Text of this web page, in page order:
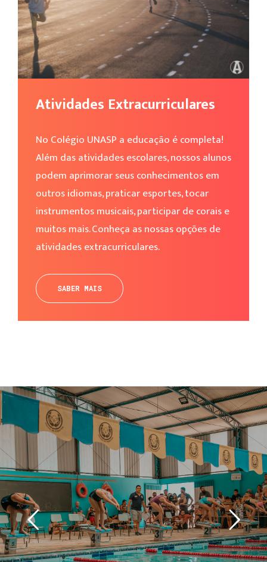
Atividades Extracurriculares
No Colégio UNASP a educação é completa!
Além das atividades escolares, nossos alunos
podem aprimorar seus conhecimentos em
outros idiomas, praticar esportes, tocar
instrumentos musicais, participar de corais e
muitos mais. Conheça as nossas opções de
atividades extracurriculares.
SABER MAIS